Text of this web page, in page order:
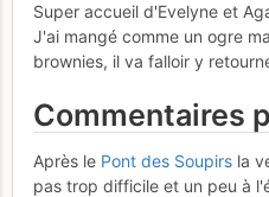
Super accueil d'Evelyne et
J'ai mangé comme un ogre
brownies, il va falloir y
Commentaires
Après le Pont des Soupirs la
pas trop difficile et un peu à